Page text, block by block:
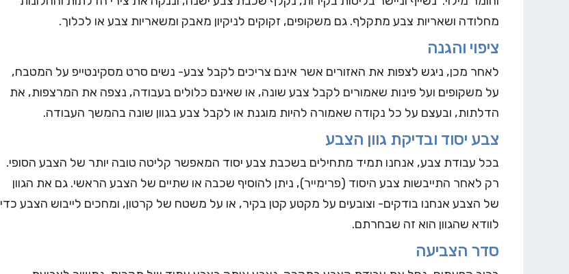
מחלודה ושאריות צבע מתקלף. גם משקופים, זקוקים לניקיון מאבק ומשאריות צבע או לכלוך.
ציפוי והגנה
לאחר מכן, ניגש לצפות את האזורים אשר אינם צריכים לקבל צבע- נשים סרט מסקינטייפ על המטבח,
על משקופים ועל פינות שאמורים לקבל צבע שונה, או שאינם כלולים בעבודה, נצפה את המרצפות, את
הדלתות, ובעצם על כל נקודה שאמורה להיות מוגנת או לקבל צבע בגוון שונה בהמשך העבודה.
צבע יסוד ובדיקת גוון הצבע
בכל עבודת צבע, אנחנו תמיד מתחילים בשכבת צבע יסוד המאפשר קליטה טובה יותר של הצבע הסופי.
רק לאחר התייבשות צבע היסוד (פרימייר), ניתן להוסיף שכבה או שתיים של הצבע הראשי. גם את הגוון
של הצבע אנחנו בודקים- וצובעים על מקטע קטן בקיר, או על משטח של קרטון, ומחכים לייבוש הצבע כדי
לוודא שהגוון הוא זה שבחרתם.
סדר הצביעה